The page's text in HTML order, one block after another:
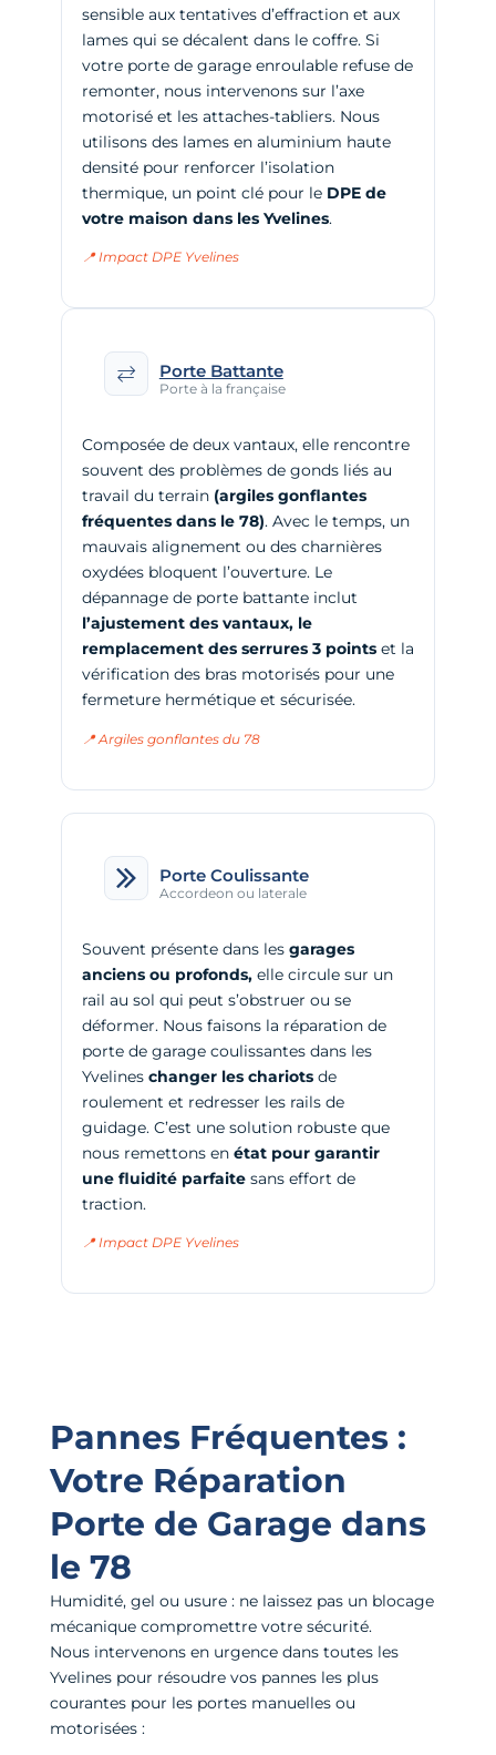
sensible aux tentatives d’effraction et aux
lames qui se décalent dans le coffre. Si
votre porte de garage enroulable refuse de
remonter, nous intervenons sur l’axe
motorisé et les attaches-tabliers. Nous
utilisons des lames en aluminium haute
densité pour renforcer l’isolation
thermique, un point clé pour le DPE de
votre maison dans les Yvelines.
📍 Impact DPE Yvelines
Porte Battante
Porte à la française
Composée de deux vantaux, elle rencontre
souvent des problèmes de gonds liés au
travail du terrain (argiles gonflantes
fréquentes dans le 78). Avec le temps, un
mauvais alignement ou des charnières
oxydées bloquent l’ouverture. Le
dépannage de porte battante inclut
l’ajustement des vantaux, le
remplacement des serrures 3 pointset la
vérification des bras motorisés pour une
fermeture hermétique et sécurisée.
📍 Argiles gonflantes du 78
Porte Coulissante
Accordeon ou laterale
Souvent présente dans les garages
anciens ou profonds,elle circule sur un
rail au sol qui peut s’obstruer ou se
déformer. Nous faisons la réparation de
porte de garage coulissantes dans les
Yvelines changer les chariotsde
roulement et redresser les rails de
guidage. C’est une solution robuste que
nous remettons enétat pour garantir
une fluidité parfaitesans effort de
traction.
📍 Impact DPE Yvelines
Pannes Fréquentes :
Votre Réparation
Porte de Garage dans
le 78
Humidité, gel ou usure : ne laissez pas un blocage
mécanique compromettre votre sécurité.
Nous intervenons en urgence dans toutes les
Yvelines pour résoudre vos pannes les plus
courantes pour les portes manuelles ou
motorisées :